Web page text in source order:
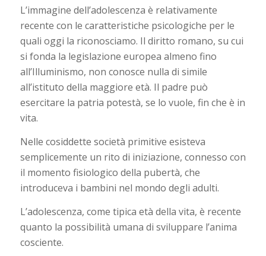
L’immagine dell’adolescenza è relativamente
recente con le caratteristiche psicologiche per le
quali oggi la riconosciamo. Il diritto romano, su cui
si fonda la legislazione europea almeno fino
all’Illuminismo, non conosce nulla di simile
all’istituto della maggiore età. Il padre può
esercitare la patria potestà, se lo vuole, fin che è in
vita.
Nelle cosiddette società primitive esisteva
semplicemente un rito di iniziazione, connesso con
il momento fisiologico della pubertà, che
introduceva i bambini nel mondo degli adulti.
L’adolescenza, come tipica età della vita, è recente
quanto la possibilità umana di sviluppare l’anima
cosciente.